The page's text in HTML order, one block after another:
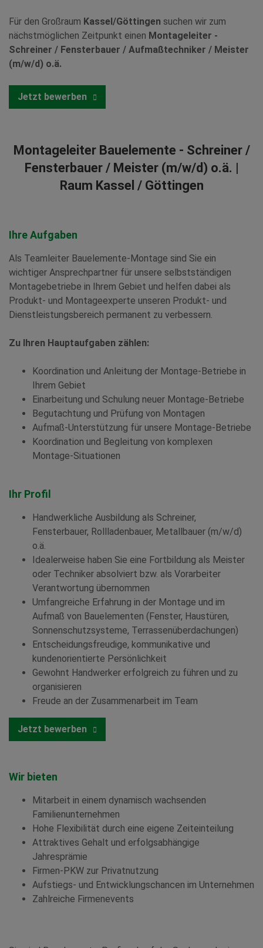
Für den Großraum Kassel/Göttingen suchen wir zum
nächstmöglichen Zeitpunkt einen Montageleiter -
Schreiner / Fensterbauer / Aufmaßtechniker / Meister
(m/w/d) o.ä.
Jetzt bewerben
Montageleiter Bauelemente - Schreiner /
Fensterbauer / Meister (m/w/d) o.ä. |
Raum Kassel / Göttingen
Ihre Aufgaben
Als Teamleiter Bauelemente-Montage sind Sie ein
wichtiger Ansprechpartner für unsere selbstständigen
Montagebetriebe in Ihrem Gebiet und helfen dabei als
Produkt- und Montageexperte unseren Produkt- und
Dienstleistungsbereich permanent zu verbessern.
Zu Ihren Hauptaufgaben zählen:
Koordination und Anleitung der Montage-Betriebe in
Ihrem Gebiet
Einarbeitung und Schulung neuer Montage-Betriebe
Begutachtung und Prüfung von Montagen
Aufmaß-Unterstützung für unsere Montage-Betriebe
Koordination und Begleitung von komplexen
Montage-Situationen
Ihr Profil
Handwerkliche Ausbildung als Schreiner,
Fensterbauer, Rollladenbauer, Metallbauer (m/w/d)
o.ä.
Idealerweise haben Sie eine Fortbildung als Meister
oder Techniker absolviert bzw. als Vorarbeiter
Verantwortung übernommen
Umfangreiche Erfahrung in der Montage und im
Aufmaß von Bauelementen (Fenster, Haustüren,
Sonnenschutzsysteme, Terrassenüberdachungen)
Entscheidungsfreudige, kommunikative und
kundenorientierte Persönlichkeit
Gewohnt Handwerker erfolgreich zu führen und zu
organisieren
Freude an der Zusammenarbeit im Team
Jetzt bewerben
Wir bieten
Mitarbeit in einem dynamisch wachsenden
Familienunternehmen
Hohe Flexibilität durch eine eigene Zeiteinteilung
Attraktives Gehalt und erfolgsabhängige
Jahresprämie
Firmen-PKW zur Privatnutzung
Aufstiegs- und Entwicklungschancen im Unternehmen
Zahlreiche Firmenevents